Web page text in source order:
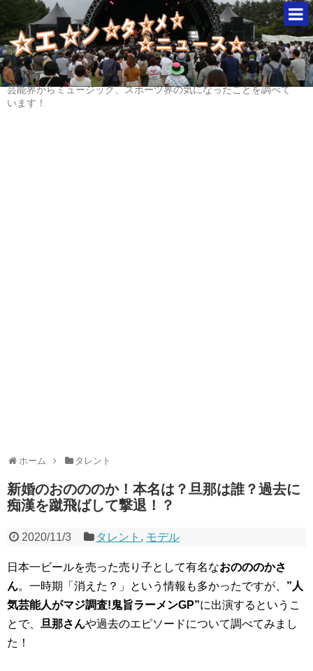
芸能界からミュージック、スポーツ界の気になったことを調べて
います！
ホーム タレント
新婚のおのののか！本名は？旦那は誰？過去に
痴漢を蹴飛ばして撃退！？
2020/11/3 タレント , モデル
日本一ビールを売った売り子として有名なおのののかさ
ん。一時期「消えた？」という情報も多かったですが、 ”人
気芸能人がマジ調査!鬼旨ラーメンGP”に出演するというこ
とで、 旦那さんや過去のエピソードについて調べてみまし
た！